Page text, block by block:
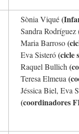
Sònia Viqué
Sandra Rodríguez
Maria Barroso
Eva Sisteró(cicle
Raquel Bullich
Teresa Elmeua
Jéssica Biel, Eva
(coordinadores